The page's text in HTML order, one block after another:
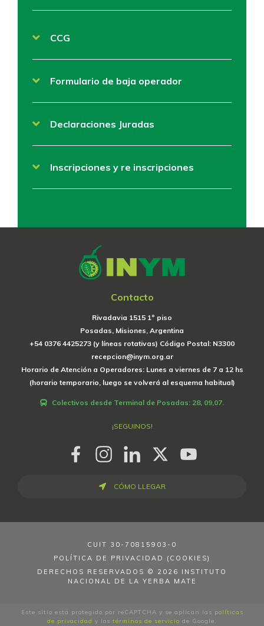
CCG
Formulario de baja operador
Declaraciones Juradas
Inscripciones y re inscripciones
Contacto
Rivadavia 1515 1º piso
Posadas, Misiones, Argentina
+54 0376 4425273 (y líneas rotativas) Código Postal: N3300
recepcion@inym.org.ar
Horario de Atención a Operadores: Lunes a viernes de 7 a 12 hs
(horario temporario, luego se volverá al esquema habitual)
Colectivos desde Terminal de Posadas: 28, 09,07.
¡SEGUINOS!
CÓMO LLEGAR
CUIT 30-70815903-0
POLÍTICA DE PRIVACIDAD (COOKIES)
DERECHOS RESERVADOS © 2026 INSTITUTO
NACIONAL DE LA YERBA MATE
Este sitio está protegido por reCAPTCHA y se aplican las políticas
de privacidad y los términos de servicio de Google.